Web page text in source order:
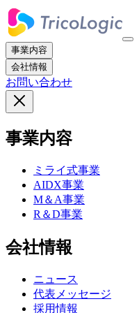
事業内容
会社情報
お問い合わせ
事業内容
ミライ式事業
AIDX事業
M＆A事業
R＆D事業
会社情報
ニュース
代表メッセージ
採用情報